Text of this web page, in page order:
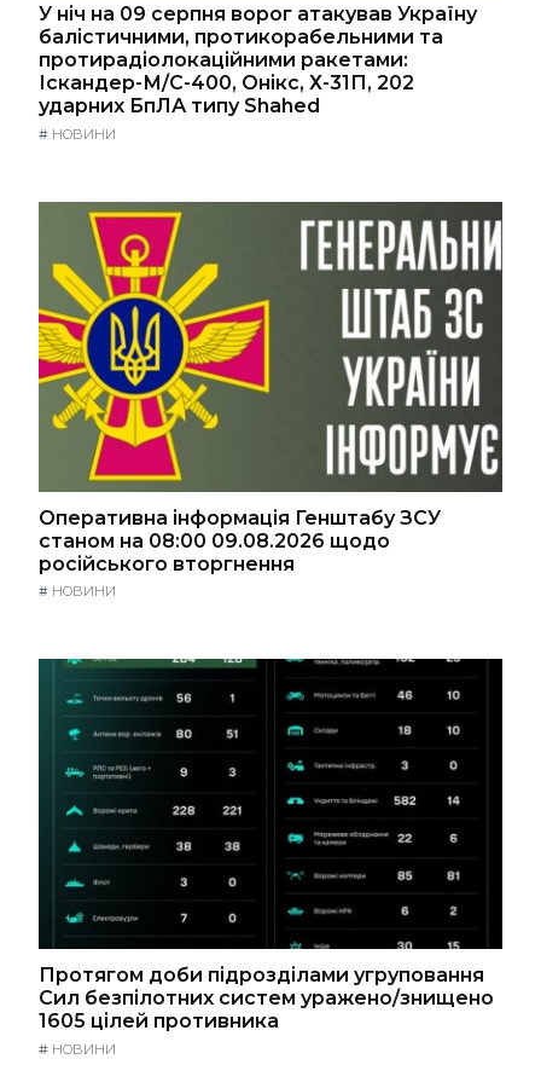
У ніч на 09 серпня ворог атакував Україну
балістичними, протикорабельними та
протирадіолокаційними ракетами:
Іскандер-М/С-400, Онікс, Х-31П, 202
ударних БпЛА типу Shahed
# НОВИНИ
Оперативна інформація Генштабу ЗСУ
станом на 08:00 09.08.2026 щодо
російського вторгнення
# НОВИНИ
Протягом доби підрозділами угруповання
Сил безпілотних систем уражено/знищено
1605 цілей противника
# НОВИНИ